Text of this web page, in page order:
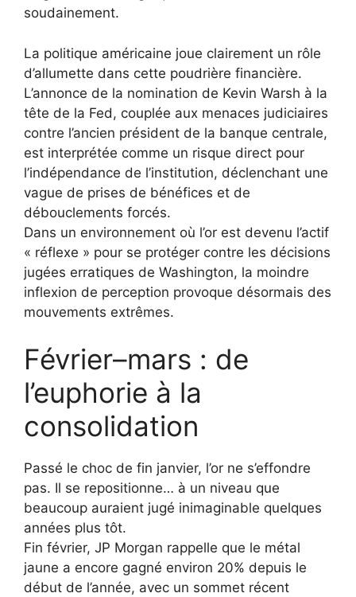
soudainement.
La politique américaine joue clairement un rôle
d’allumette dans cette poudrière financière.
L’annonce de la nomination de Kevin Warsh à la
tête de la Fed, couplée aux menaces judiciaires
contre l’ancien président de la banque centrale,
est interprétée comme un risque direct pour
l’indépendance de l’institution, déclenchant une
vague de prises de bénéfices et de
débouclements forcés.
Dans un environnement où l’or est devenu l’actif
« réflexe » pour se protéger contre les décisions
jugées erratiques de Washington, la moindre
inflexion de perception provoque désormais des
mouvements extrêmes.
Février–mars : de
l’euphorie à la
consolidation
Passé le choc de fin janvier, l’or ne s’effondre
pas. Il se repositionne… à un niveau que
beaucoup auraient jugé inimaginable quelques
années plus tôt.
Fin février, JP Morgan rappelle que le métal
jaune a encore gagné environ 20% depuis le
début de l’année, avec un sommet récent